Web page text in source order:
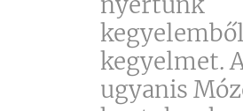
kegyelemből
kegyelmet.
ugyanis